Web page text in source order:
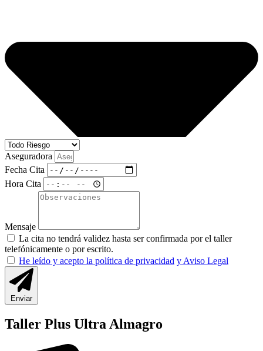
Aseguradora
Fecha Cita
Hora Cita
Mensaje
La cita no tendrá validez hasta ser confirmada por el taller
telefónicamente o por escrito.
He leído y acepto la política de privacidad y Aviso Legal
Enviar
Taller Plus Ultra Almagro